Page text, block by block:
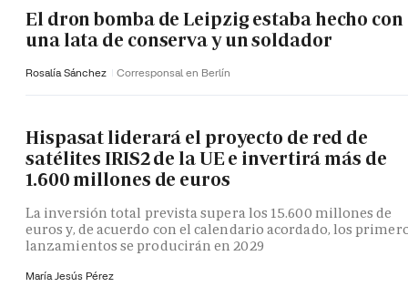
El dron bomba de Leipzig estaba hecho con
una lata de conserva y un soldador
Rosalía Sánchez Corresponsal en Berlín
Hispasat liderará el proyecto de red de
satélites IRIS2 de la UE e invertirá más de
1.600 millones de euros
La inversión total prevista supera los 15.600 millones de
euros y, de acuerdo con el calendario acordado, los
lanzamientos se producirán en 2029
María Jesús Pérez